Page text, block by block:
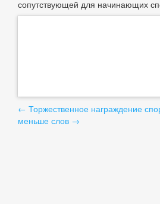
сопутствующей для начинающих
Навигация
← Торжественное награждение
меньше слов →